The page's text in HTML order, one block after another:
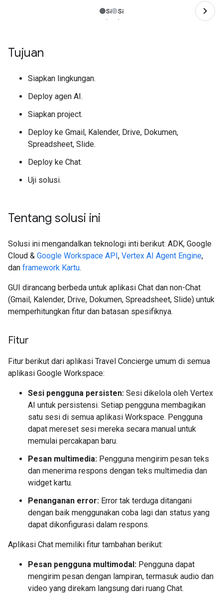
Tujuan
Siapkan lingkungan.
Deploy agen AI.
Siapkan project.
Deploy ke Gmail, Kalender, Drive, Dokumen,
Spreadsheet, Slide.
Deploy ke Chat.
Uji solusi.
Tentang solusi ini
Solusi ini mengandalkan teknologi inti berikut: ADK, Google
Cloud & Google Workspace API , Vertex AI Agent Engine,
dan framework Kartu.
GUI dirancang berbeda untuk aplikasi Chat dan non-Chat
(Gmail, Kalender, Drive, Dokumen, Spreadsheet, Slide) untuk
memperhitungkan fitur dan batasan spesifiknya.
Fitur
Fitur berikut dari aplikasi Travel Concierge umum di semua
aplikasi Google Workspace:
Sesi pengguna persisten: Sesi dikelola oleh Vertex
AI untuk persistensi. Setiap pengguna membagikan
satu sesi di semua aplikasi Workspace. Pengguna
dapat mereset sesi mereka secara manual untuk
memulai percakapan baru.
Pesan multimedia: Pengguna mengirim pesan teks
dan menerima respons dengan teks multimedia dan
widget kartu.
Penanganan error: Error tak terduga ditangani
dengan baik menggunakan coba lagi dan status yang
dapat dikonfigurasi dalam respons.
Aplikasi Chat memiliki fitur tambahan berikut:
Pesan pengguna multimodal: Pengguna dapat
mengirim pesan dengan lampiran, termasuk audio dan
video yang direkam langsung dari ruang Chat.